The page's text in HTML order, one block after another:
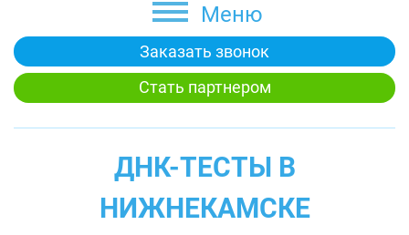
Меню
Заказать звонок
Стать партнером
ДНК-ТЕСТЫ В
НИЖНЕКАМСКЕ